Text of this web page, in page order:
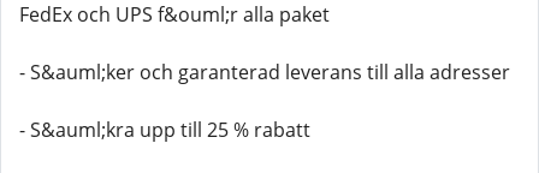
FedEx och UPS f&ouml;r alla paket
- S&auml;ker och garanterad leverans till alla adresser
- S&auml;kra upp till 25 % rabatt